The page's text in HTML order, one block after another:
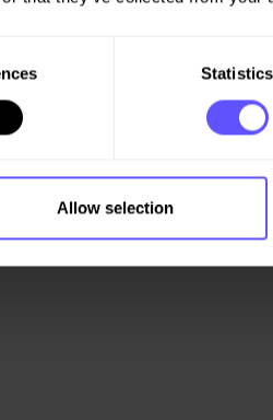
Statistics
Allow selection